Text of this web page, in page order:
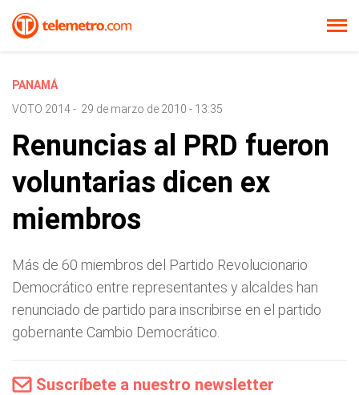
PANAMÁ
VOTO 2014- 29 de marzo de 2010 - 13:35
Renuncias al PRD fueron
voluntarias dicen ex
miembros
Más de 60 miembros del Partido Revolucionario
Democrático entre representantes y alcaldes han
renunciado de partido para inscribirse en el partido
gobernante Cambio Democrático.
Suscríbete a nuestro newsletter